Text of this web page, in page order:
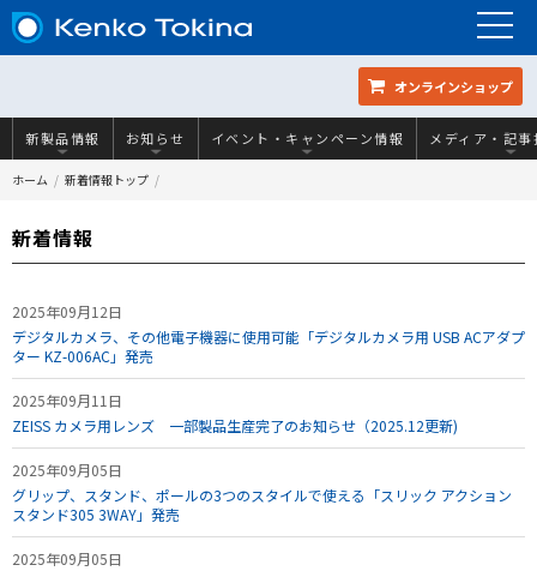
オンラインショップ
新製品情報 お知らせ イベント・キャンペーン情報 メディア・記
ホーム 新着情報トップ
新着情報
2025年09月12日
デジタルカメラ、その他電子機器に使用可能「デジタルカメラ用 USB ACアダプ
ター KZ-006AC」発売
2025年09月11日
ZEISS カメラ用レンズ 一部製品生産完了のお知らせ（2025.12更新)
2025年09月05日
グリップ、スタンド、ポールの3つのスタイルで使える「スリック アクション
スタンド305 3WAY」発売
2025年09月05日